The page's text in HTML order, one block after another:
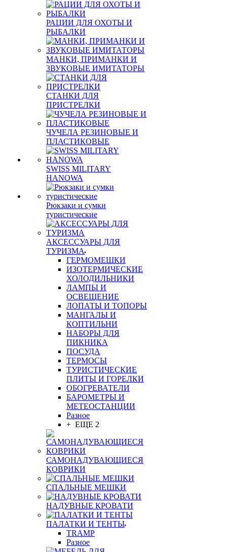
РАЦИИ ДЛЯ ОХОТЫ И
РЫБАЛКИ
МАНКИ, ПРИМАНКИ И
ЗВУКОВЫЕ ИМИТАТОРЫ
СТАНКИ ДЛЯ
ПРИСТРЕЛКИ
ЧУЧЕЛА РЕЗИНОВЫЕ И
ПЛАСТИКОВЫЕ
SWISS MILITARY
HANOWA
Рюкзаки и сумки
туристические
АКСЕССУАРЫ ДЛЯ
ТУРИЗМА
ГЕРМОМЕШКИ
ИЗОТЕРМИЧЕСКИЕ
ХОЛОДИЛЬНИКИ
ЛАМПЫ И
ОСВЕЩЕНИЕ
ЛОПАТЫ И ТОПОРЫ
МАНГАЛЫ И
КОПТИЛЬНИ
НАБОРЫ ДЛЯ
ПИКНИКА
ПОСУДА
ТЕРМОСЫ
ТУРИСТИЧЕСКИЕ
ПЛИТЫ И ГОРЕЛКИ
ОБОГРЕВАТЕЛИ
БАРОМЕТРЫ И
МЕТЕОСТАНЦИИ
Разное
+ ЕЩЕ 2
САМОНАДУВАЮЩИЕСЯ
КОВРИКИ
СПАЛЬНЫЕ МЕШКИ
НАДУВНЫЕ КРОВАТИ
ПАЛАТКИ И ТЕНТЫ
TRAMP
Разное